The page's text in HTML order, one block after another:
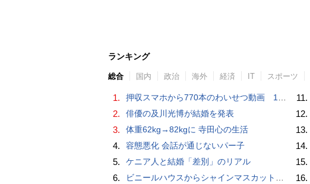
ランキング
総合 国内 政治 海外 経済 IT スポーツ
1. 押収スマホから770本のわいせつ動画 15歳少女に酒と薬飲ませ性的暴行か 54歳男を再逮捕 「薬もありますよ」とSNSで誘い出し
2. 俳優の及川光博が結婚を発表
3. 体重62kg→82kgに 寺田心の生活
4. 容態悪化 会話が通じないパー子
5. ケニア人と結婚「差別」のリアル
6. ビニールハウスからシャインマスカット約200房を盗んだ疑い ネットで販売か 無職の男（42）逮捕 岡山県警
11.
12.
13.
14.
15.
16.